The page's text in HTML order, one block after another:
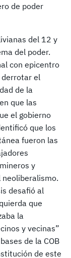
de poder
del 12 y
del poder.
con epicentro
derrotar el
de la
que las
el gobierno
que los
fueron las
y
desafió al
que
la
y vecinas”
de la COB
de este